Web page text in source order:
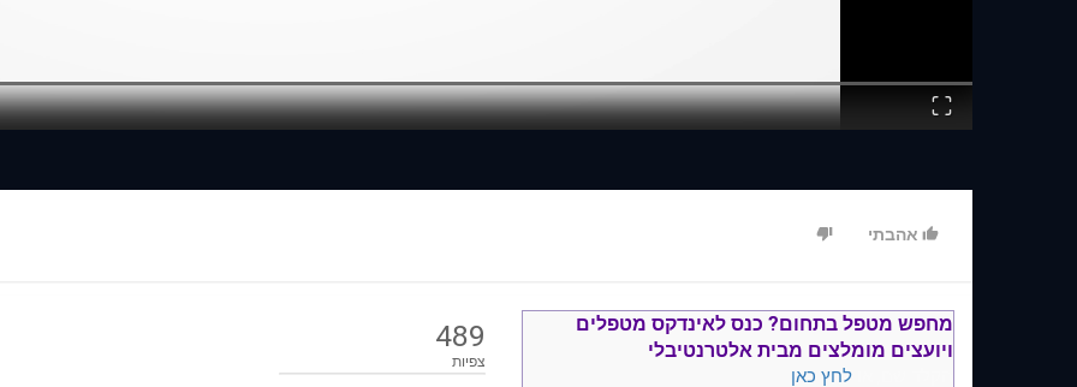
אהבתי
489
צפיות
מחפש מטפל בתחום? כנס לאינדקס מטפלים
ויועצים מומלצים מבית אלטרנטיבלי
לחץ כאן